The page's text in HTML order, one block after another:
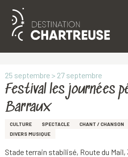
Aller
principal
25 septembre > 27 septembre
Festival les journées
Barraux
CULTURE SPECTACLE CHANT / CHANSON
DIVERS MUSIQUE
Stade terrain stabilisé, Route du Mail,